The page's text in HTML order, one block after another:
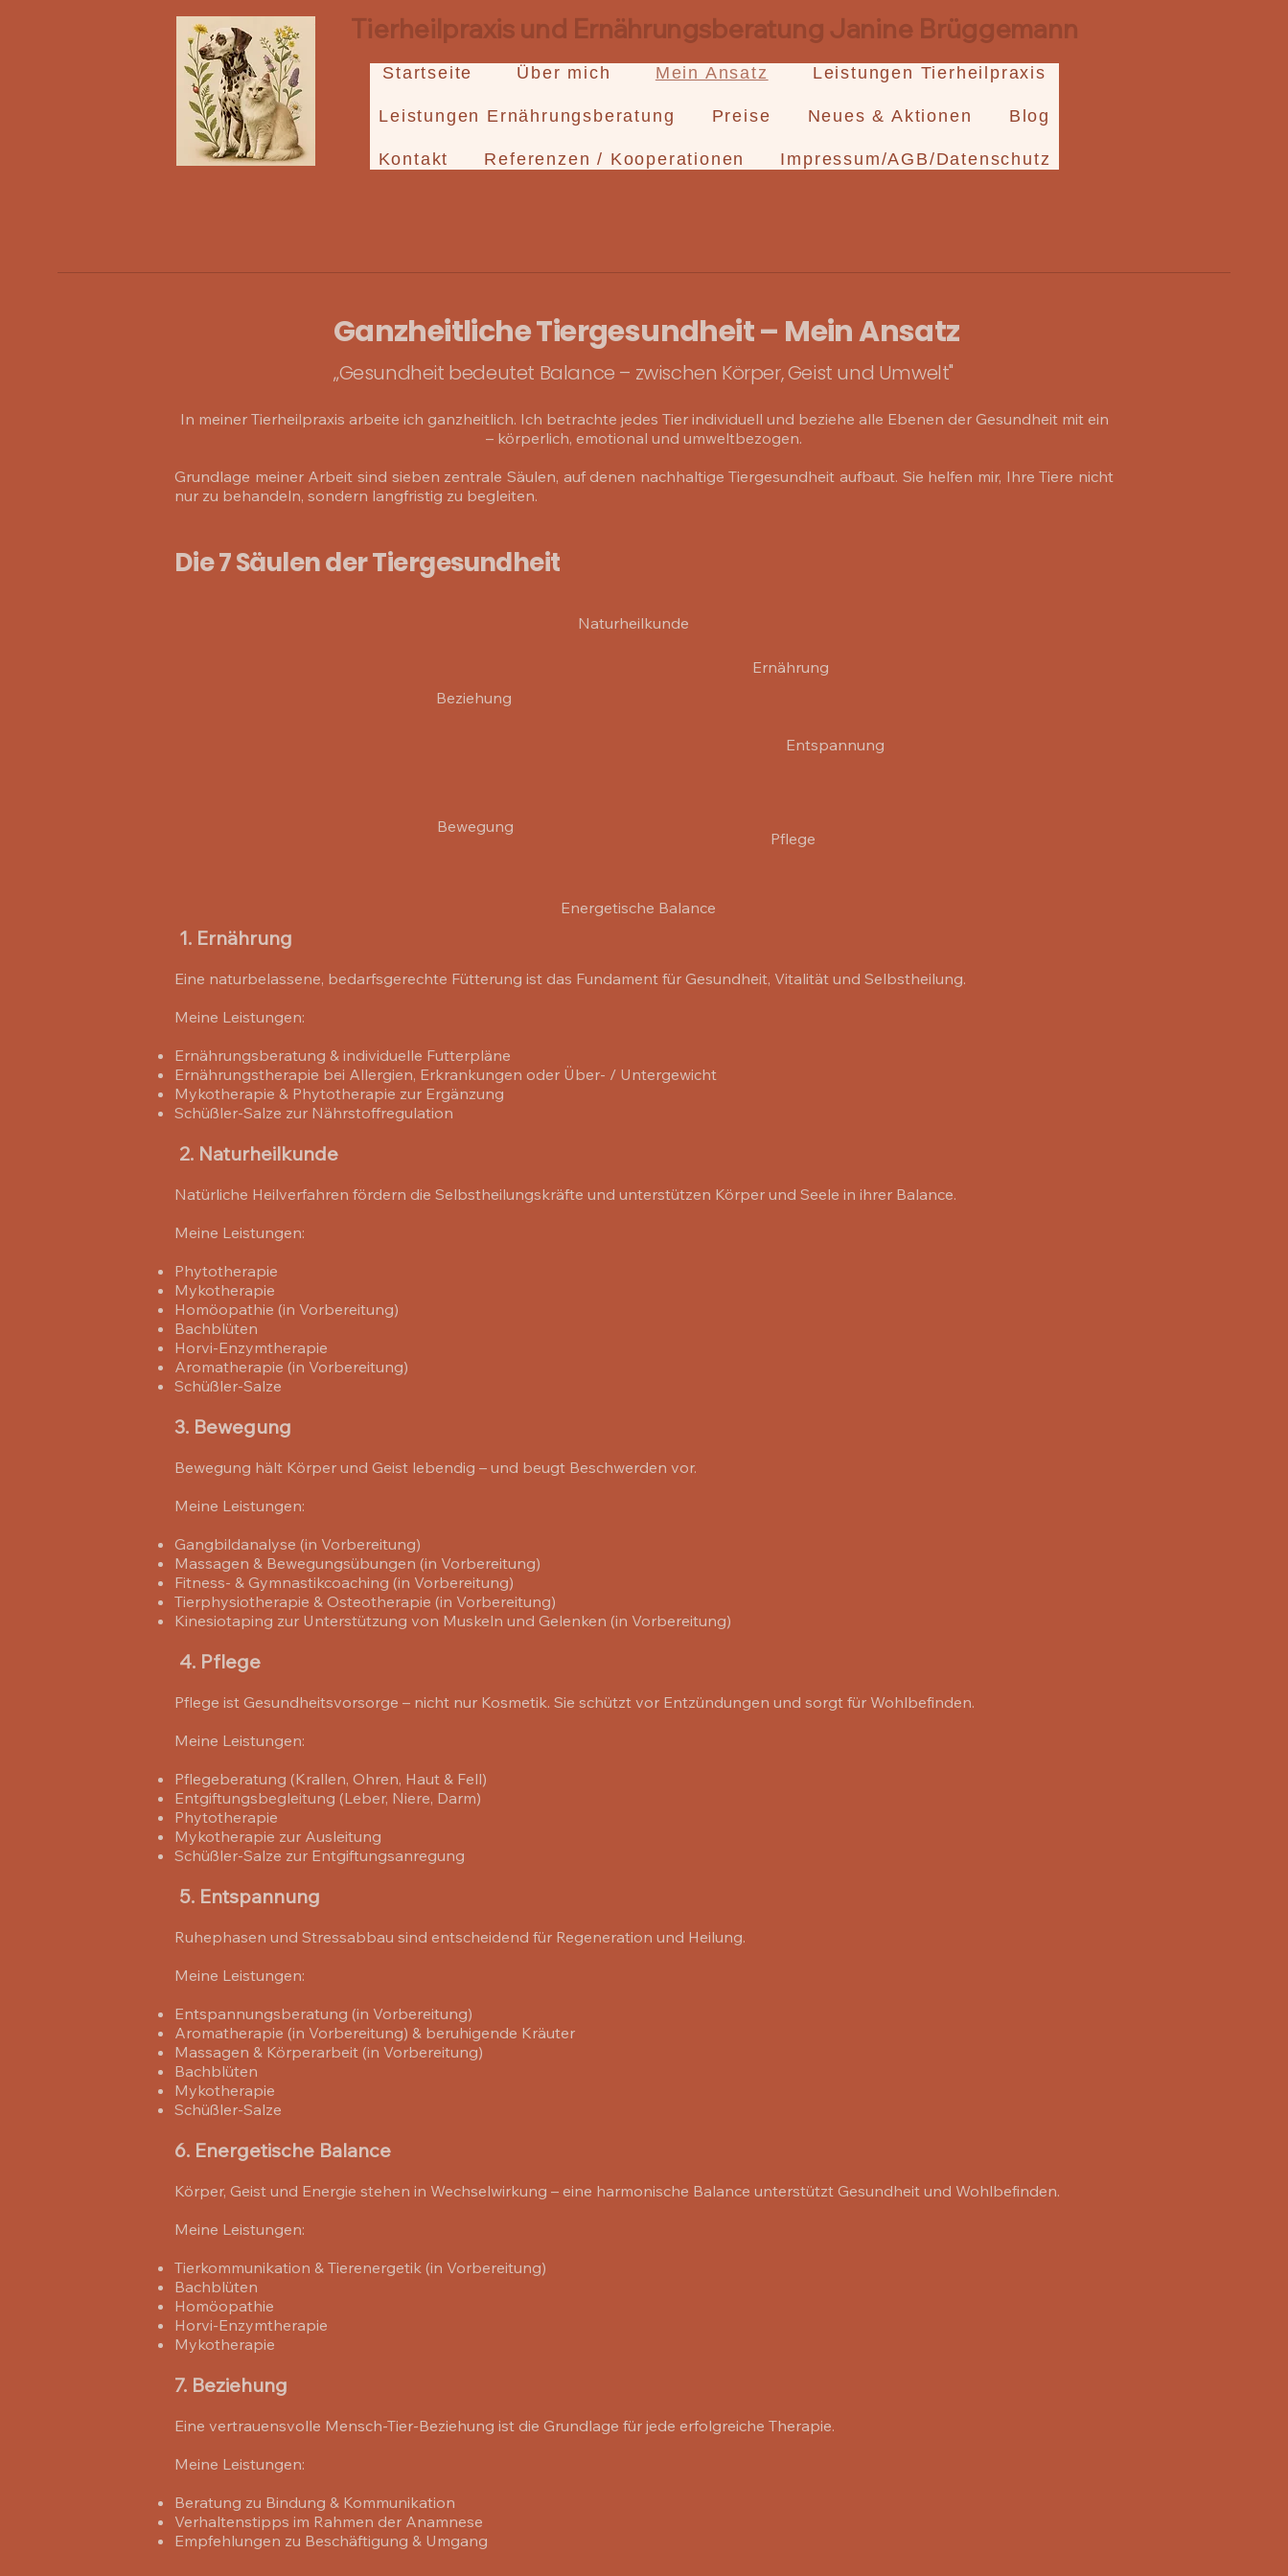
Tierheilpraxis und Ernährungsberatung Janine Brüggemann
Startseite Über mich Mein Ansatz Leistungen Tierheilpraxis
Leistungen Ernährungsberatung Preise Neues & Aktionen Blog
Kontakt Referenzen / Kooperationen Impressum/AGB/Datenschutz
Ganzheitliche Tiergesundheit – Mein Ansatz
„Gesundheit bedeutet Balance – zwischen Körper, Geist und Umwelt"
In meiner Tierheilpraxis arbeite ich ganzheitlich. Ich betrachte jedes Tier individuell und beziehe alle Ebenen der Gesundheit mit ein
– körperlich, emotional und umweltbezogen.
Grundlage meiner Arbeit sind sieben zentrale Säulen, auf denen nachhaltige Tiergesundheit aufbaut. Sie helfen mir, Ihre Tiere nicht
nur zu behandeln, sondern langfristig zu begleiten.
Die 7 Säulen der Tiergesundheit
Naturheilkunde
Ernährung
Entspannung
Pflege
Bewegung
Beziehung
Energetische Balance
1. Ernährung
Eine naturbelassene, bedarfsgerechte Fütterung ist das Fundament für Gesundheit, Vitalität und Selbstheilung.
Meine Leistungen:
Ernährungsberatung & individuelle Futterpläne
Ernährungstherapie bei Allergien, Erkrankungen oder Über- / Untergewicht
Mykotherapie & Phytotherapie zur Ergänzung
Schüßler-Salze zur Nährstoffregulation
2. Naturheilkunde
Natürliche Heilverfahren fördern die Selbstheilungskräfte und unterstützen Körper und Seele in ihrer Balance.
Meine Leistungen:
Phytotherapie
Mykotherapie
Homöopathie (in Vorbereitung)
Bachblüten
Horvi-Enzymtherapie
Aromatherapie (in Vorbereitung)
Schüßler-Salze
3. Bewegung
Bewegung hält Körper und Geist lebendig – und beugt Beschwerden vor.
Meine Leistungen:
Gangbildanalyse (in Vorbereitung)
Massagen & Bewegungsübungen (in Vorbereitung)
Fitness- & Gymnastikcoaching (in Vorbereitung)
Tierphysiotherapie & Osteotherapie (in Vorbereitung)
Kinesiotaping zur Unterstützung von Muskeln und Gelenken (in Vorbereitung)
4. Pflege
Pflege ist Gesundheitsvorsorge – nicht nur Kosmetik. Sie schützt vor Entzündungen und sorgt für Wohlbefinden.
Meine Leistungen:
Pflegeberatung (Krallen, Ohren, Haut & Fell)
Entgiftungsbegleitung (Leber, Niere, Darm)
Phytotherapie
Mykotherapie zur Ausleitung
Schüßler-Salze zur Entgiftungsanregung
5. Entspannung
Ruhephasen und Stressabbau sind entscheidend für Regeneration und Heilung.
Meine Leistungen:
Entspannungsberatung (in Vorbereitung)
Aromatherapie (in Vorbereitung) & beruhigende Kräuter
Massagen & Körperarbeit (in Vorbereitung)
Bachblüten
Mykotherapie
Schüßler-Salze
6. Energetische Balance
Körper, Geist und Energie stehen in Wechselwirkung – eine harmonische Balance unterstützt Gesundheit und Wohlbefinden.
Meine Leistungen:
Tierkommunikation & Tierenergetik (in Vorbereitung)
Bachblüten
Homöopathie
Horvi-Enzymtherapie
Mykotherapie
7. Beziehung
Eine vertrauensvolle Mensch-Tier-Beziehung ist die Grundlage für jede erfolgreiche Therapie.
Meine Leistungen:
Beratung zu Bindung & Kommunikation
Verhaltenstipps im Rahmen der Anamnese
Empfehlungen zu Beschäftigung & Umgang